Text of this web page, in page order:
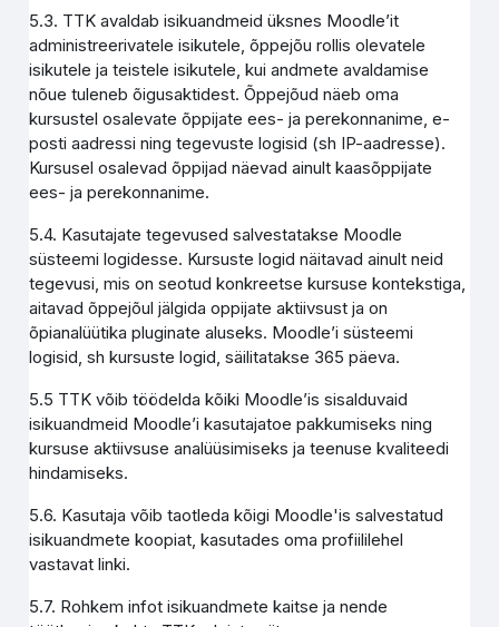
5.3. TTK avaldab isikuandmeid üksnes Moodle’it
administreerivatele isikutele, õppejõu rollis olevatele
isikutele ja teistele isikutele, kui andmete avaldamise
nõue tuleneb õigusaktidest. Õppejõud näeb oma
kursustel osalevate õppijate ees- ja perekonnanime, e-
posti aadressi ning tegevuste logisid (sh IP-aadresse).
Kursusel osalevad õppijad näevad ainult kaasõppijate
ees- ja perekonnanime.
5.4. Kasutajate tegevused salvestatakse Moodle
süsteemi logidesse. Kursuste logid näitavad ainult neid
tegevusi, mis on seotud konkreetse kursuse kontekstiga,
aitavad õppejõul jälgida oppijate aktiivsust ja on
õpianalüütika pluginate aluseks. Moodle’i süsteemi
logisid, sh kursuste logid, säilitatakse 365 päeva.
5.5 TTK võib töödelda kõiki Moodle’is sisalduvaid
isikuandmeid Moodle’i kasutajatoe pakkumiseks ning
kursuse aktiivsuse analüüsimiseks ja teenuse kvaliteedi
hindamiseks.
5.6. Kasutaja võib taotleda kõigi Moodle'is salvestatud
isikuandmete koopiat, kasutades oma profiililehel
vastavat linki.
5.7. Rohkem infot isikuandmete kaitse ja nende